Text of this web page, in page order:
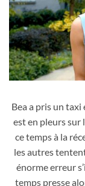
comme atout de
Bea a pris un taxi
est en pleurs sur
ce temps à la
les autres
énorme erreur
temps presse